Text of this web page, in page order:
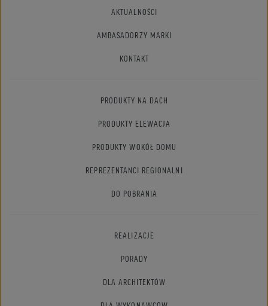
AKTUALNOŚCI
AMBASADORZY MARKI
KONTAKT
PRODUKTY NA DACH
PRODUKTY ELEWACJA
PRODUKTY WOKÓŁ DOMU
REPREZENTANCI REGIONALNI
DO POBRANIA
REALIZACJE
PORADY
DLA ARCHITEKTÓW